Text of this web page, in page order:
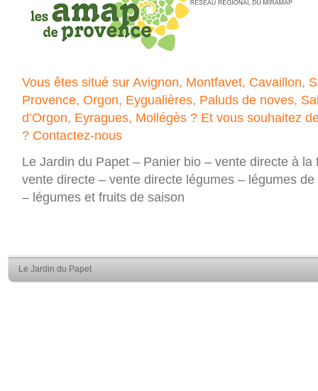
Vous êtes situé sur Avignon, Montfavet, Cavaillon,
Provence, Orgon, Eygualières, Paluds de noves,
d’Orgon, Eyragues, Mollégès ? Et vous souhaitez
? Contactez-nous
Le Jardin du Papet – Panier bio – vente directe à la
vente directe – vente directe légumes – légumes
– légumes et fruits de saison
Le Jardin du Papet